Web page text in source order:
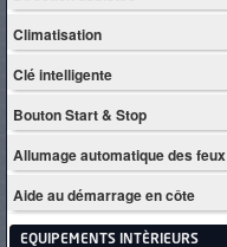
Climatisation
Clé intelligente
Bouton Start & Stop
Allumage automatique des feux
Aide au démarrage en côte
EQUIPEMENTS INTÈRIEURS